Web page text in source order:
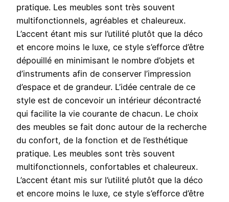
pratique. Les meubles sont très souvent
multifonctionnels, agréables et chaleureux.
L’accent étant mis sur l’utilité plutôt que la déco
et encore moins le luxe, ce style s’efforce d’être
dépouillé en minimisant le nombre d’objets et
d’instruments afin de conserver l’impression
d’espace et de grandeur. L’idée centrale de ce
style est de concevoir un intérieur décontracté
qui facilite la vie courante de chacun. Le choix
des meubles se fait donc autour de la recherche
du confort, de la fonction et de l’esthétique
pratique. Les meubles sont très souvent
multifonctionnels, confortables et chaleureux.
L’accent étant mis sur l’utilité plutôt que la déco
et encore moins le luxe, ce style s’efforce d’être